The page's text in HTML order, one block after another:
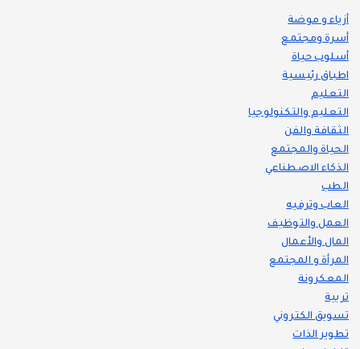
أزياء و موضة
أسرة ومجتمع
أسلوب حياة
اطباق رئيسية
التعليم
التعليم والتكنولوجيا
الثقافة والفن
الحياة والمجتمع
الذكاء الاصطناعي
الطب
العاب وترفيه
العمل والتوظيف
المال والأعمال
المرأة و المجتمع
المعكرونة
تربية
تسويق الكتروني
تطوير الذات